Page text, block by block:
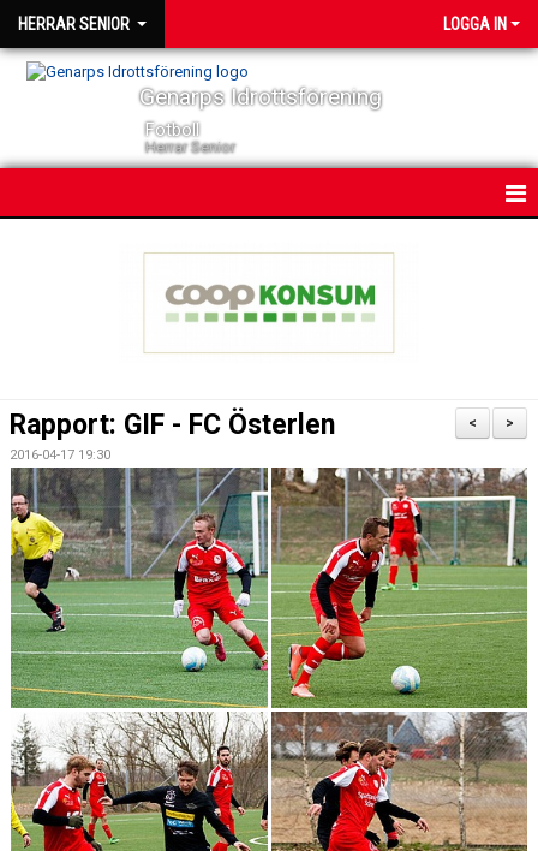
HERRAR SENIOR LOGGA IN
Genarps Idrottsförening
Fotboll
Herrar Senior
TRUPPEN
SERIER
MATCHER
EKEVALLEN IP
DOKUMENT
BILDER
STATISTIK
ÅRSKORT A-LAG 2026
>
<
Rapport: GIF - FC Österlen
2016-04-17 19:30